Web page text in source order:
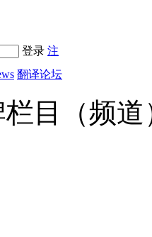
登录 注
翻译论坛
目（频道